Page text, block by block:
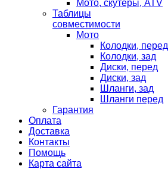
Мото, скутеры, ATV
Таблицы
совместимости
Мото
Колодки, перед
Колодки, зад
Диски, перед
Диски, зад
Шланги, зад
Шланги перед
Гарантия
Оплата
Доставка
Контакты
Помощь
Карта сайта